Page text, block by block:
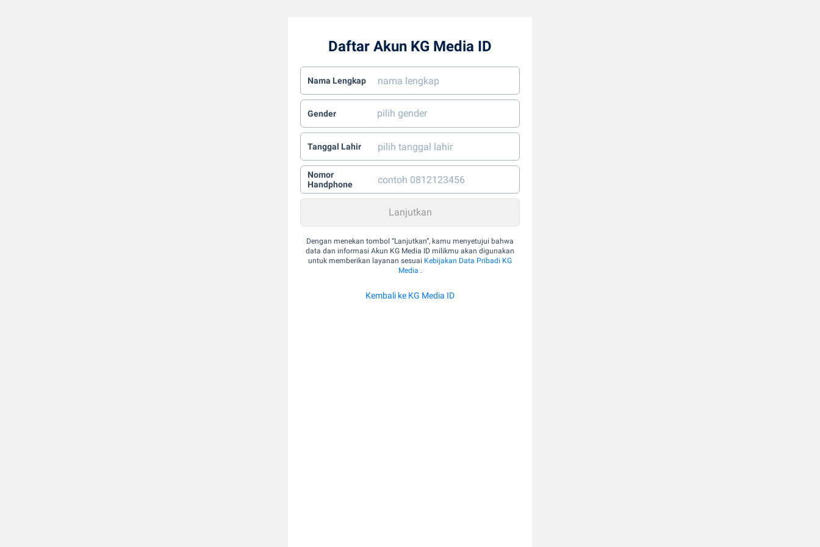
Daftar Akun KG Media ID
Nama Lengkap
Gender
Tanggal Lahir
Nomor
Handphone
Dengan menekan tombol “Lanjutkan”, kamu menyetujui bahwa
data dan informasi Akun KG Media ID milikmu akan digunakan
untuk memberikan layanan sesuai Kebijakan Data Pribadi KG
Media .
Kembali ke KG Media ID